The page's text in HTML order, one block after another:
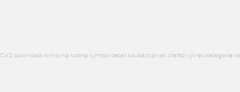
CAD download: knihovna rodina symbol detail součást prvek stafáž výkres kategorie